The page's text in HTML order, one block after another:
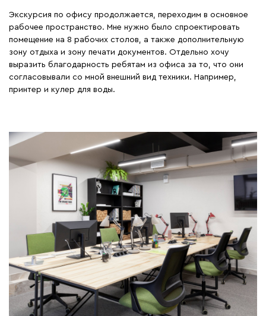
Экскурсия по офису продолжается, переходим в основное
рабочее пространство. Мне нужно было спроектировать
помещение на 8 рабочих столов, а также дополнительную
зону отдыха и зону печати документов. Отдельно хочу
выразить благодарность ребятам из офиса за то, что они
согласовывали со мной внешний вид техники. Например,
принтер и кулер для воды.